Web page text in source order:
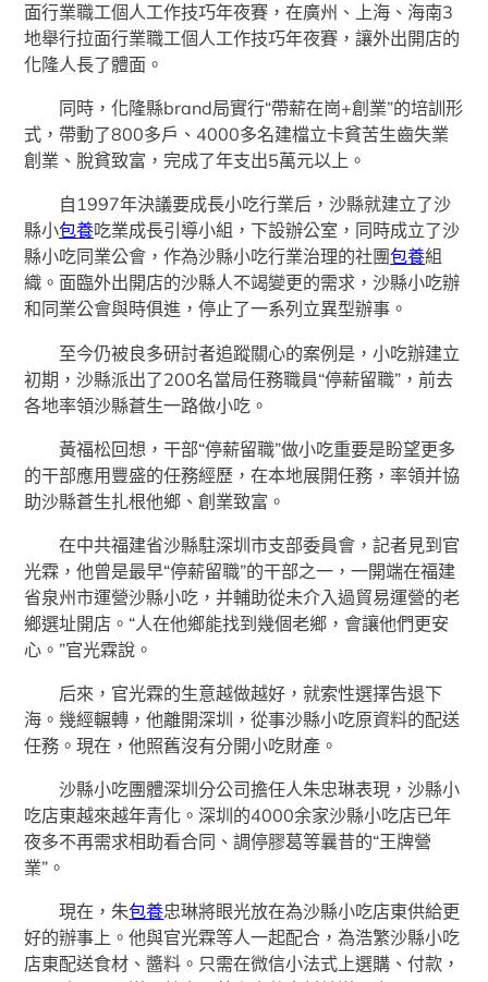
面行業職工個人工作技巧年夜賽，在廣州、上海、海南3
地舉行拉面行業職工個人工作技巧年夜賽，讓外出開店的
化隆人長了體面。
同時，化隆縣brand局實行“帶薪在崗+創業”的培訓形
式，帶動了800多戶、4000多名建檔立卡貧苦生齒失業
創業、脫貧致富，完成了年支出5萬元以上。
自1997年決議要成長小吃行業后，沙縣就建立了沙
縣小包養吃業成長引導小組，下設辦公室，同時成立了沙
縣小吃同業公會，作為沙縣小吃行業治理的社團包養組
織。面臨外出開店的沙縣人不竭變更的需求，沙縣小吃辦
和同業公會與時俱進，停止了一系列立異型辦事。
至今仍被良多研討者追蹤關心的案例是，小吃辦建立
初期，沙縣派出了200名當局任務職員“停薪留職”，前去
各地率領沙縣蒼生一路做小吃。
黃福松回想，干部“停薪留職”做小吃重要是盼望更多
的干部應用豐盛的任務經歷，在本地展開任務，率領并協
助沙縣蒼生扎根他鄉、創業致富。
在中共福建省沙縣駐深圳市支部委員會，記者見到官
光霖，他曾是最早“停薪留職”的干部之一，一開端在福建
省泉州市運營沙縣小吃，并輔助從未介入過貿易運營的老
鄉選址開店。“人在他鄉能找到幾個老鄉，會讓他們更安
心。”官光霖說。
后來，官光霖的生意越做越好，就索性選擇告退下
海。幾經輾轉，他離開深圳，從事沙縣小吃原資料的配送
任務。現在，他照舊沒有分開小吃財產。
沙縣小吃團體深圳分公司擔任人朱忠琳表現，沙縣小
吃店東越來越年青化。深圳的4000余家沙縣小吃店已年
夜多不再需求相助看合同、調停膠葛等曩昔的“王牌營
業”。
現在，朱包養忠琳將眼光放在為沙縣小吃店東供給更
好的辦事上。他與官光霖等人一起配合，為浩繁沙縣小吃
店東配送食材、醬料。只需在微信小法式上選購、付款，